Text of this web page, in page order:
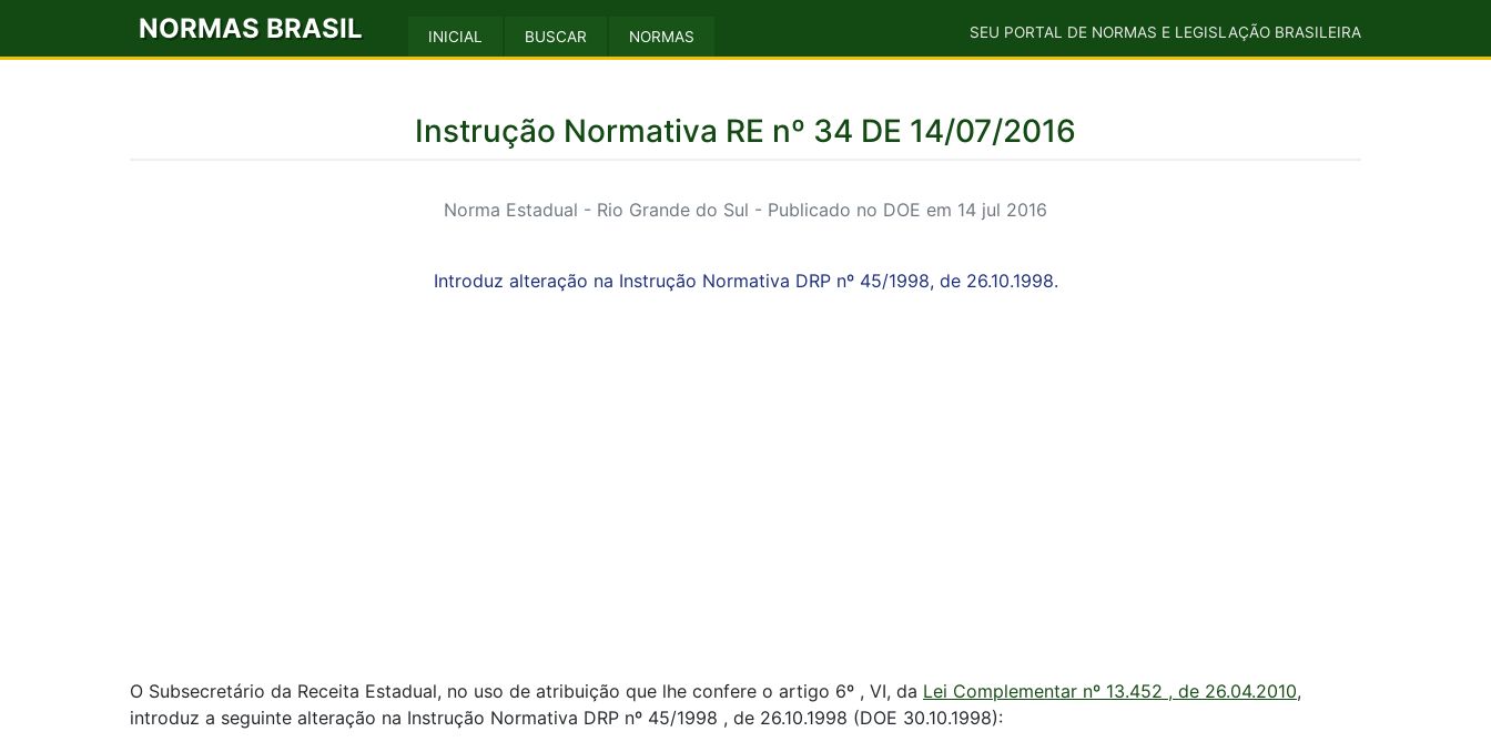
NORMAS BRASIL INICIAL BUSCAR NORMAS SEU PORTAL DE NORMAS E LEGISLAÇÃO BRASILEIRA
Instrução Normativa RE nº 34 DE 14/07/2016
Norma Estadual - Rio Grande do Sul - Publicado no DOE em 14 jul 2016
Introduz alteração na Instrução Normativa DRP nº 45/1998, de 26.10.1998.
O Subsecretário da Receita Estadual, no uso de atribuição que lhe confere o artigo 6º , VI, da Lei Complementar nº 13.452 , de 26.04.2010,
introduz a seguinte alteração na Instrução Normativa DRP nº 45/1998 , de 26.10.1998 (DOE 30.10.1998):